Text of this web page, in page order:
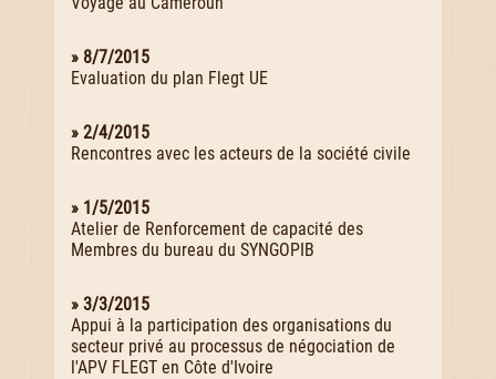
» 8/7/2015
Evaluation du plan Flegt UE
» 2/4/2015
Rencontres avec les acteurs de la société civile
» 1/5/2015
Atelier de Renforcement de capacité des
Membres du bureau du SYNGOPIB
» 3/3/2015
Appui à la participation des organisations du
secteur privé au processus de négociation de
l'APV FLEGT en Côte d'Ivoire